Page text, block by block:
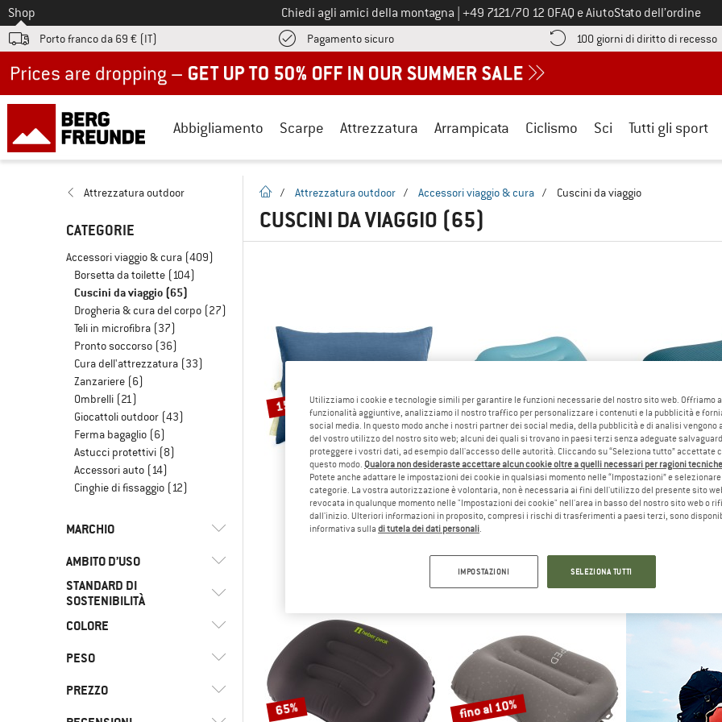
Allo
Shop Chiedi agli amici della montagna Chiamaci al numero
+49 7121/70 12 0FAQ e AiutoStato dell’ordine
Porto franco da 69 € (IT) Pagamento sicuroQui trovi le informazioni di pagamento! Si apre in una casella
100 giorni di diritto di recesso
Abbigliamento Scarpe Attrezzatura Arrampicata Ciclismo Sci Tutti gli sport
Attrezzatura outdoor
CATEGORIE
Accessori viaggio & cura (409)
Borsetta da toilette (104)
Cuscini da viaggio (65)
Drogheria & cura del corpo (27)
Teli in microfibra (37)
Pronto soccorso (36)
Cura dell'attrezzatura (33)
Zanzariere (6)
Ombrelli (21)
Giocattoli outdoor (43)
Ferma bagaglio (6)
Astucci protettivi (8)
Accessori auto (14)
Cinghie di fissaggio (12)
MARCHIO
Basic Nature
AMBITO D’USO
Camping(40)
Escursionismo
Trekking
STANDARD DI
SOSTENIBILITÀ
Materiali
Social
COLORE
PESO
PREZZO
pagina iniziale
/ Attrezzatura outdoor / Accessori viaggio & cura / Cuscini da viaggio
CUSCINI DA VIAGGIO (65)
15%
NEMO
Fillo Elite 2025
15%
SEA TO SUMMIT
39,95 € da 33,96 €
4,5(21)
15%
SEA TO
65% fino al 10%
Utilizziamo i cookie e tecnologie simili per garantire le funzioni necessarie del nostro sito web. Offriamo
funzionalità aggiuntive, analizziamo il nostro traffico per personalizzare i contenuti e la pubblicità e
social media. In questo modo anche i nostri partner dei social media, della pubblicità e di analisi vengono
del vostro utilizzo del nostro sito web; alcuni dei quali si trovano in paesi terzi senza adeguate
proteggere i vostri dati, ad esempio dall'accesso delle autorità. Cliccando su “Seleziona tutto” accettate
questo modo. Qualora non desideraste accettare alcun cookie oltre a quelli necessari per ragioni
Potete anche adattare le impostazioni dei cookie in qualsiasi momento nelle “Impostazioni” e
categorie. La vostra autorizzazione è volontaria, non è necessaria ai fini dell'utilizzo del presente sito
revocata in qualunque momento nelle "Impostazioni dei cookie" nell'area in basso del nostro sito web o
dall'inizio. Ulteriori informazioni in proposito, compresi i rischi di trasferimenti a paesi terzi, sono
informativa sulla di tutela dei dati personali.
IMPOSTAZIONI SELEZIONA TUTTI